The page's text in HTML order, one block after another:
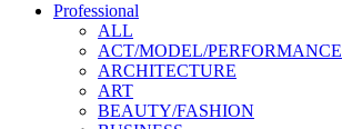
Professional
ALL
ACT/MODEL/PERFORMANCE
ARCHITECTURE
ART
BEAUTY/FASHION